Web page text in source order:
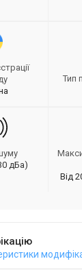
Тип
дБа)
Від